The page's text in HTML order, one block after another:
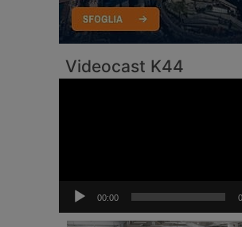
Videocast K44
00:00